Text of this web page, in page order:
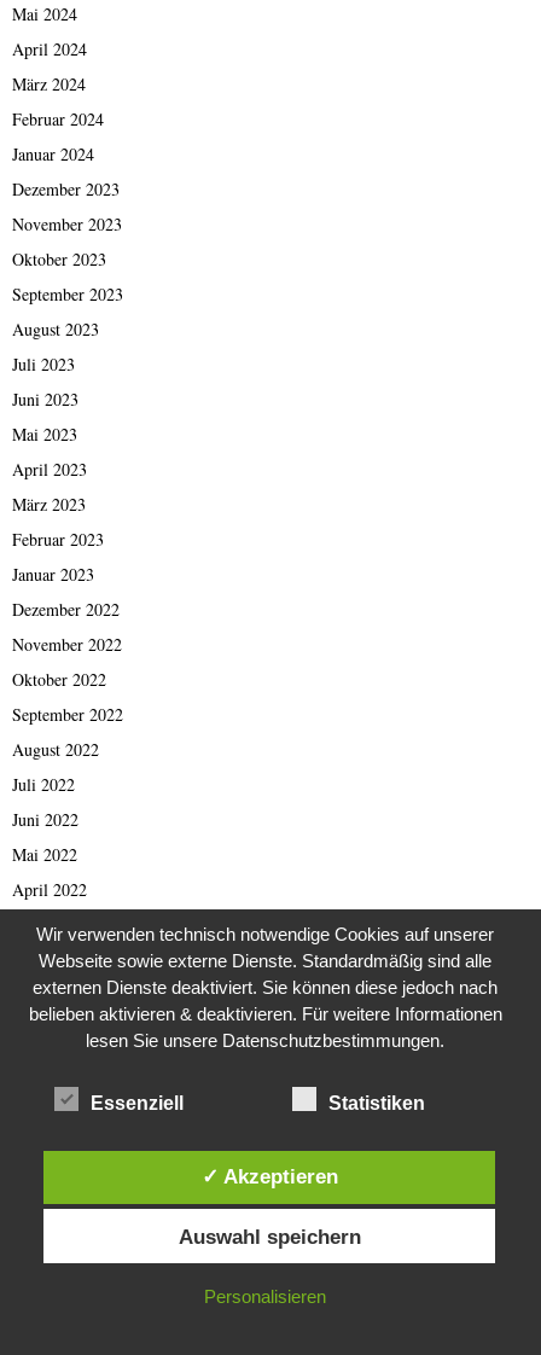
Mai 2024
April 2024
März 2024
Februar 2024
Januar 2024
Dezember 2023
November 2023
Oktober 2023
September 2023
August 2023
Juli 2023
Juni 2023
Mai 2023
April 2023
März 2023
Februar 2023
Januar 2023
Dezember 2022
November 2022
Oktober 2022
September 2022
August 2022
Juli 2022
Juni 2022
Mai 2022
April 2022
März 2022
Februar 2022
Januar 2022
Dezember 2021
Oktober 2021
Juli 2021
Diese Website verwendet Cookies. Durch die weitere Nutzung dieser
Website stimmst du der Verwendung von Cookies zu.
IN ORDNUNG
Wir verwenden technisch notwendige Cookies auf unserer
Webseite sowie externe Dienste. Standardmäßig sind alle
externen Dienste deaktiviert. Sie können diese jedoch nach
belieben aktivieren & deaktivieren. Für weitere Informationen
lesen Sie unsere Datenschutzbestimmungen.
Essenziell Statistiken
✓ Akzeptieren
Auswahl speichern
Personalisieren